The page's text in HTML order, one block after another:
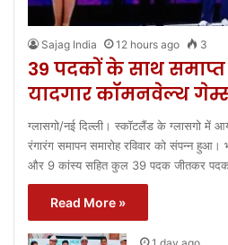
Sajag India 12 hours ago 3
39 पदकों के साथ
यादगार कॉमनवेल्थ
ग्लासगो/नई दिल्ली। स्कॉटलैंड के ग्लासगो में
रंगारंग समापन समारोह रविवार को संपन्न
और 9 कांस्य सहित कुल 39 पदक जीतकर पदक
Read More »